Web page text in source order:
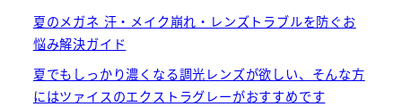
夏のメガネ 汗・メイク崩れ・レンズトラブルを防ぐお
悩み解決ガイド
夏でもしっかり濃くなる調光レンズが欲しい、そんな方
にはツァイスのエクストラグレーがおすすめです